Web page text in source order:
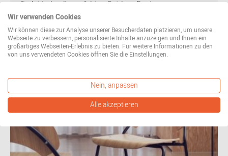
findet jeder die perfekten Outdoor-Designs.
jetzt entdecken
Wir verwenden Cookies
Wir können diese zur Analyse unserer Besucherdaten platzieren, um unsere
Webseite zu verbessern, personalisierte Inhalte anzuzeigen und Ihnen ein
großartiges Webseiten-Erlebnis zu bieten. Für weitere Informationen zu den
von uns verwendeten Cookies öffnen Sie die Einstellungen.
Nein, anpassen
Alle akzeptieren